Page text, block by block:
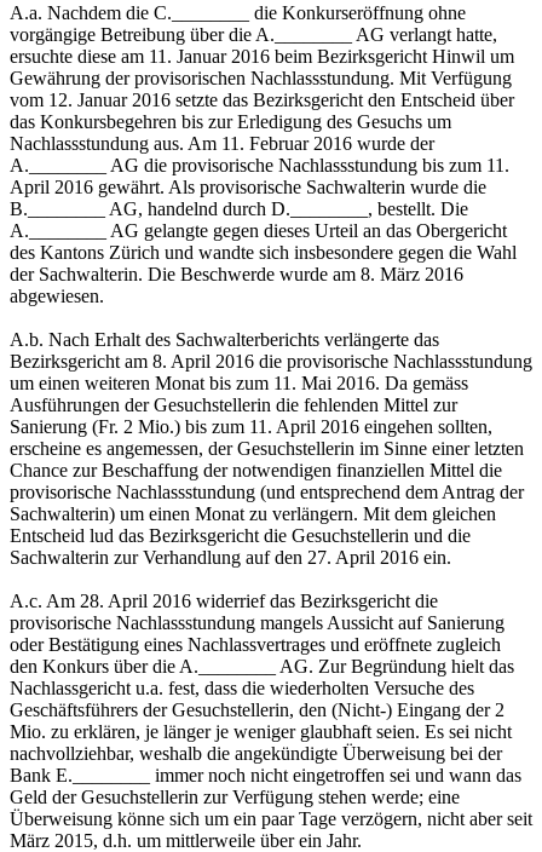
A.a. Nachdem die C.________ die Konkurseröffnung ohne
vorgängige Betreibung über die A.________ AG verlangt hatte,
ersuchte diese am 11. Januar 2016 beim Bezirksgericht Hinwil um
Gewährung der provisorischen Nachlassstundung. Mit Verfügung
vom 12. Januar 2016 setzte das Bezirksgericht den Entscheid über
das Konkursbegehren bis zur Erledigung des Gesuchs um
Nachlassstundung aus. Am 11. Februar 2016 wurde der
A.________ AG die provisorische Nachlassstundung bis zum 11.
April 2016 gewährt. Als provisorische Sachwalterin wurde die
B.________ AG, handelnd durch D.________, bestellt. Die
A.________ AG gelangte gegen dieses Urteil an das Obergericht
des Kantons Zürich und wandte sich insbesondere gegen die Wahl
der Sachwalterin. Die Beschwerde wurde am 8. März 2016
abgewiesen.
A.b. Nach Erhalt des Sachwalterberichts verlängerte das
Bezirksgericht am 8. April 2016 die provisorische Nachlassstundung
um einen weiteren Monat bis zum 11. Mai 2016. Da gemäss
Ausführungen der Gesuchstellerin die fehlenden Mittel zur
Sanierung (Fr. 2 Mio.) bis zum 11. April 2016 eingehen sollten,
erscheine es angemessen, der Gesuchstellerin im Sinne einer letzten
Chance zur Beschaffung der notwendigen finanziellen Mittel die
provisorische Nachlassstundung (und entsprechend dem Antrag der
Sachwalterin) um einen Monat zu verlängern. Mit dem gleichen
Entscheid lud das Bezirksgericht die Gesuchstellerin und die
Sachwalterin zur Verhandlung auf den 27. April 2016 ein.
A.c. Am 28. April 2016 widerrief das Bezirksgericht die
provisorische Nachlassstundung mangels Aussicht auf Sanierung
oder Bestätigung eines Nachlassvertrages und eröffnete zugleich
den Konkurs über die A.________ AG. Zur Begründung hielt das
Nachlassgericht u.a. fest, dass die wiederholten Versuche des
Geschäftsführers der Gesuchstellerin, den (Nicht-) Eingang der 2
Mio. zu erklären, je länger je weniger glaubhaft seien. Es sei nicht
nachvollziehbar, weshalb die angekündigte Überweisung bei der
Bank E.________ immer noch nicht eingetroffen sei und wann das
Geld der Gesuchstellerin zur Verfügung stehen werde; eine
Überweisung könne sich um ein paar Tage verzögern, nicht aber seit
März 2015, d.h. um mittlerweile über ein Jahr.